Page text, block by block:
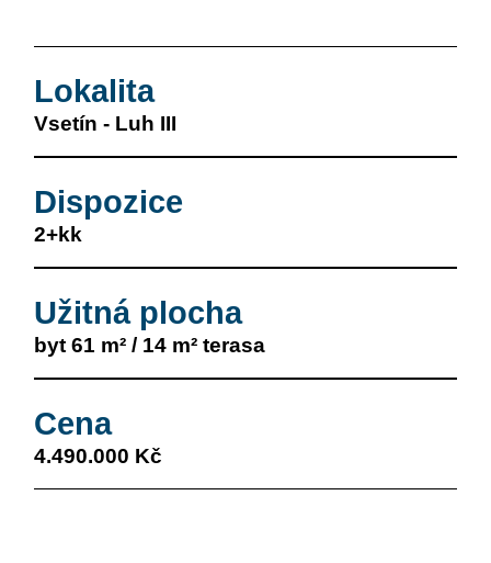
Lokalita
Vsetín - Luh III
Dispozice
2+kk
Užitná plocha
byt 61 m² / 14 m² terasa
Cena
4.490.000 Kč